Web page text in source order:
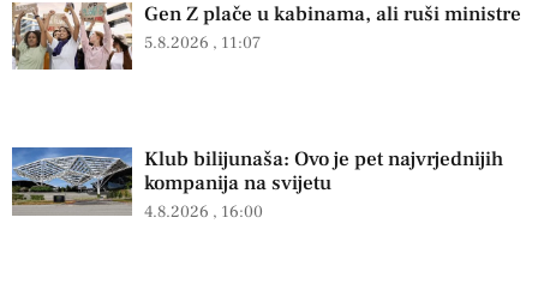
Gen Z plače u kabinama, ali ruši ministre
5.8.2026 11:07
Klub bilijunaša: Ovo je pet najvrjednijih
kompanija na svijetu
4.8.2026 16:00